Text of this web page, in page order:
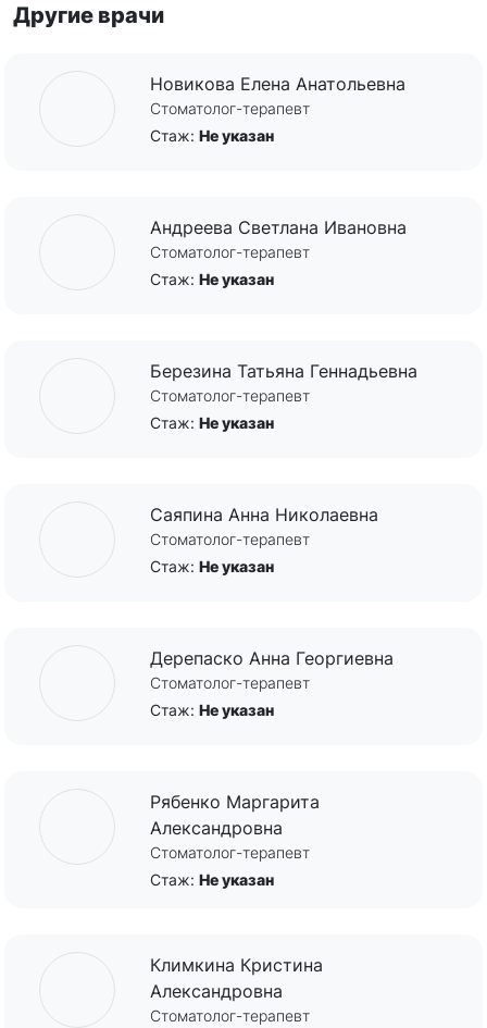
Другие врачи
Новикова Елена Анатольевна
Стоматолог-терапевт
Стаж: Не указан
Андреева Светлана Ивановна
Стоматолог-терапевт
Стаж: Не указан
Березина Татьяна Геннадьевна
Стоматолог-терапевт
Стаж: Не указан
Саяпина Анна Николаевна
Стоматолог-терапевт
Стаж: Не указан
Дерепаско Анна Георгиевна
Стоматолог-терапевт
Стаж: Не указан
Рябенко Маргарита
Александровна
Стоматолог-терапевт
Стаж: Не указан
Климкина Кристина
Александровна
Стоматолог-терапевт